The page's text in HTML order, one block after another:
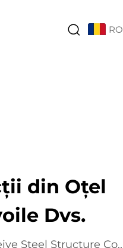
RO
din Oțel
Dvs.
Steel Structure Co.,